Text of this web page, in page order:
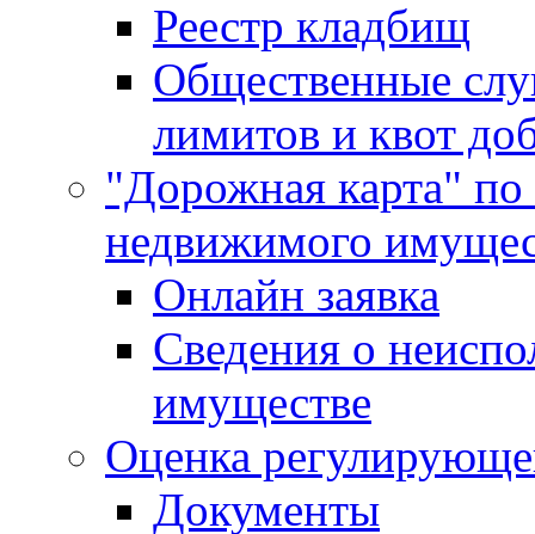
Реестр кладбищ
Общественные
лимитов и квот
"Дорожная карта"
недвижимого
Онлайн заявка
Сведения о
имуществе
Оценка
Документы